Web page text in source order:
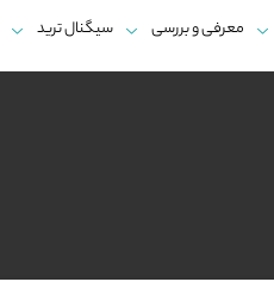
معرفی و بررسی سیگنال ترید